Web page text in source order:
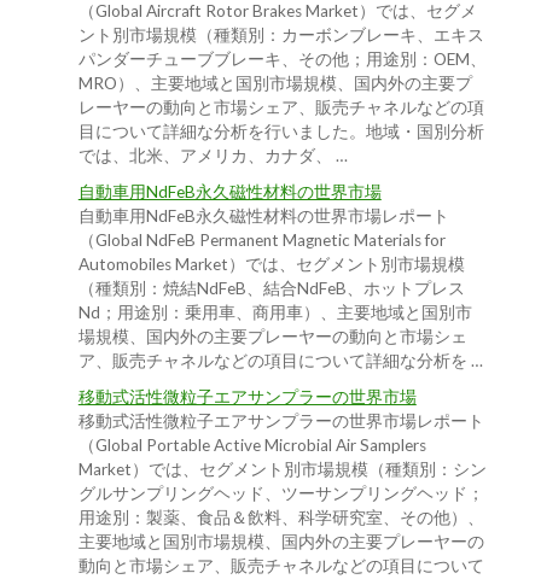
（Global Aircraft Rotor Brakes Market）では、セグメ
ント別市場規模（種類別：カーボンブレーキ、エキス
パンダーチューブブレーキ、その他；用途別：OEM、
MRO）、主要地域と国別市場規模、国内外の主要プ
レーヤーの動向と市場シェア、販売チャネルなどの項
目について詳細な分析を行いました。地域・国別分析
では、北米、アメリカ、カナダ、 …
自動車用NdFeB永久磁性材料の世界市場
自動車用NdFeB永久磁性材料の世界市場レポート
（Global NdFeB Permanent Magnetic Materials for
Automobiles Market）では、セグメント別市場規模
（種類別：焼結NdFeB、結合NdFeB、ホットプレス
Nd；用途別：乗用車、商用車）、主要地域と国別市
場規模、国内外の主要プレーヤーの動向と市場シェ
ア、販売チャネルなどの項目について詳細な分析を …
移動式活性微粒子エアサンプラーの世界市場
移動式活性微粒子エアサンプラーの世界市場レポート
（Global Portable Active Microbial Air Samplers
Market）では、セグメント別市場規模（種類別：シン
グルサンプリングヘッド、ツーサンプリングヘッド；
用途別：製薬、食品＆飲料、科学研究室、その他）、
主要地域と国別市場規模、国内外の主要プレーヤーの
動向と市場シェア、販売チャネルなどの項目について